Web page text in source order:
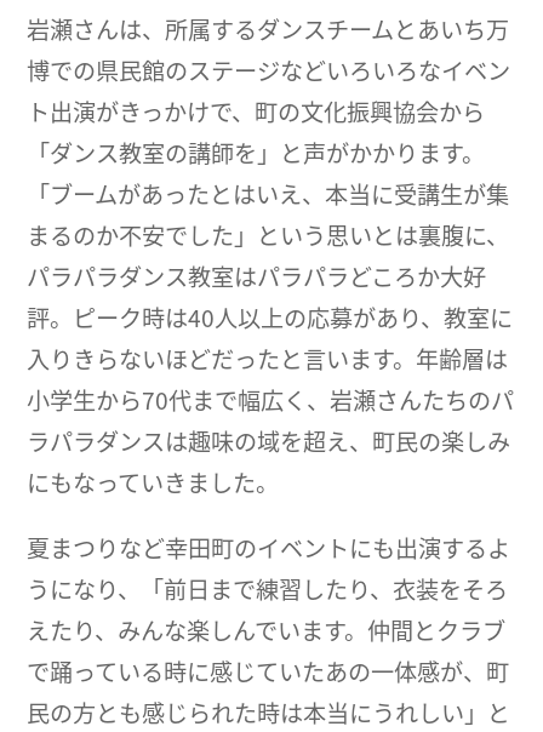
岩瀬さんは、所属するダンスチームとあいち万
博での県民館のステージなどいろいろなイベン
ト出演がきっかけで、町の文化振興協会から
「ダンス教室の講師を」と声がかかります。
「ブームがあったとはいえ、本当に受講生が集
まるのか不安でした」という思いとは裏腹に、
パラパラダンス教室はパラパラどころか大好
評。ピーク時は40人以上の応募があり、教室に
入りきらないほどだったと言います。年齢層は
小学生から70代まで幅広く、岩瀬さんたちのパ
ラパラダンスは趣味の域を超え、町民の楽しみ
にもなっていきました。
夏まつりなど幸田町のイベントにも出演するよ
うになり、「前日まで練習したり、衣装をそろ
えたり、みんな楽しんでいます。仲間とクラブ
で踊っている時に感じていたあの一体感が、町
民の方とも感じられた時は本当にうれしい」と